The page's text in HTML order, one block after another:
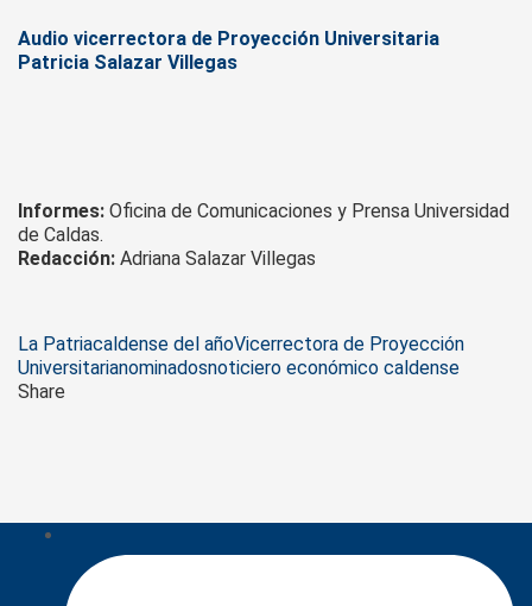
Audio vicerrectora de Proyección Universitaria
Patricia Salazar Villegas
Informes: Oficina de Comunicaciones y Prensa Universidad
de Caldas.
Redacción: Adriana Salazar Villegas
Tags
La Patriacaldense del añoVicerrectora de Proyección
Universitarianominadosnoticiero económico caldense
Share